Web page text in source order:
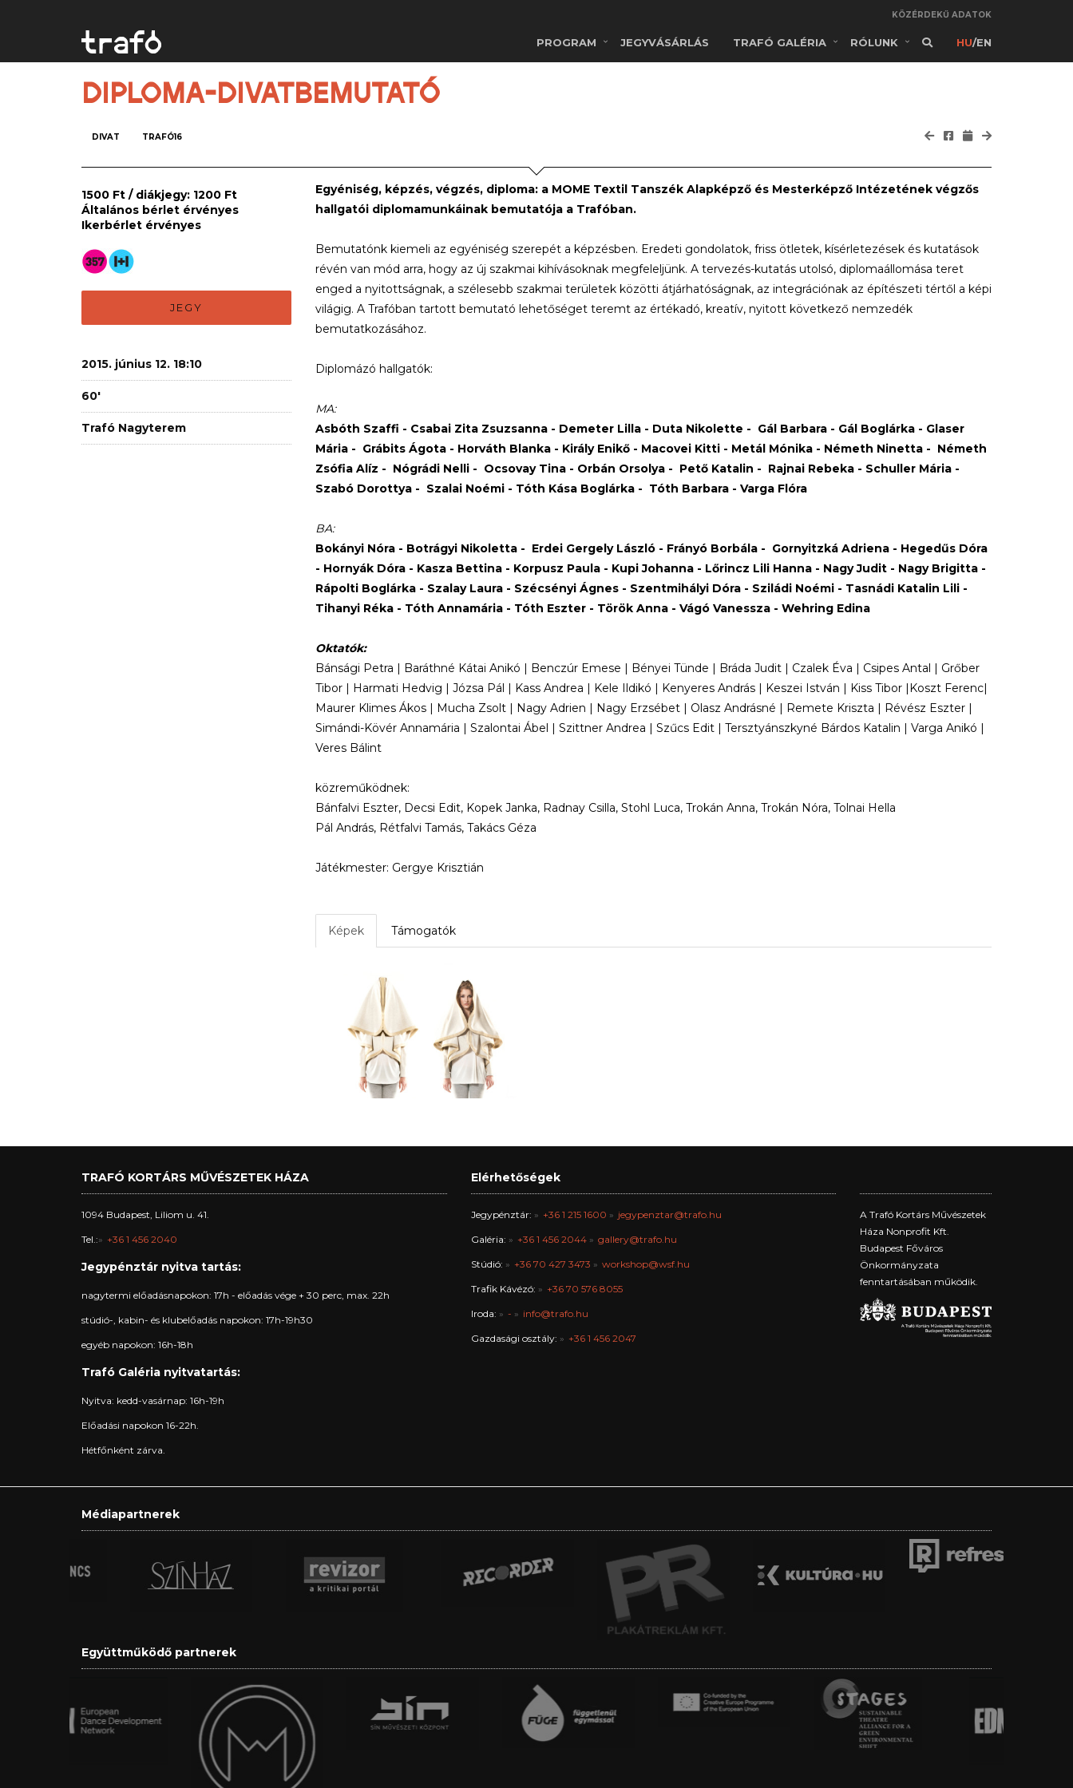
KÖZÉRDEKŰ ADATOK
PROGRAM JEGYVÁSÁRLÁS TRAFÓ GALÉRIA RÓLUNK HU/EN
DIPLOMA-DIVATBEMUTATÓ
DIVAT TRAFÓ16
1500 Ft / diákjegy: 1200 Ft
Általános bérlet érvényes
Ikerbérlet érvényes
JEGY
2015. június 12. 18:10
60'
Trafó Nagyterem
Egyéniség, képzés, végzés, diploma: a MOME Textil Tanszék Alapképző és Mesterképző Intézetének végzős
hallgatói diplomamunkáinak bemutatója a Trafóban.
Bemutatónk kiemeli az egyéniség szerepét a képzésben. Eredeti gondolatok, friss ötletek, kísérletezések és kutatások
révén van mód arra, hogy az új szakmai kihívásoknak megfeleljünk. A tervezés-kutatás utolsó, diplomaállomása teret
enged a nyitottságnak, a szélesebb szakmai területek közötti átjárhatóságnak, az integrációnak az építészeti tértől a képi
világig. A Trafóban tartott bemutató lehetőséget teremt az értékadó, kreatív, nyitott következő nemzedék
bemutatkozásához.
Diplomázó hallgatók:
MA:
Asbóth Szaffi - Csabai Zita Zsuzsanna - Demeter Lilla - DutaNikolette - Gál Barbara - Gál Boglárka - Glaser
Mária - Grábits Ágota - Horváth Blanka - Király Enikő - Macovei Kitti - Metál Mónika - Németh Ninetta - Németh
Zsófia Alíz - Nógrádi Nelli - Ocsovay Tina - Orbán Orsolya - Pető Katalin - Rajnai Rebeka - Schuller Mária -
Szabó Dorottya - Szalai Noémi - Tóth Kása Boglárka - Tóth Barbara - Varga Flóra
BA:
Bokányi Nóra - Botrágyi Nikoletta - Erdei Gergely László - Frányó Borbála - Gornyitzká Adriena - Hegedűs Dóra
- Hornyák Dóra - Kasza Bettina - Korpusz Paula - Kupi Johanna - Lőrincz Lili Hanna - Nagy Judit - Nagy Brigitta -
Rápolti Boglárka - Szalay Laura - Szécsényi Ágnes - Szentmihályi Dóra - Sziládi Noémi - Tasnádi Katalin Lili -
Tihanyi Réka - Tóth Annamária - Tóth Eszter - Török Anna - Vágó Vanessza - Wehring Edina
Oktatók:
Bánsági Petra | Baráthné Kátai Anikó | Benczúr Emese | Bényei Tünde | Bráda Judit | Czalek Éva | Csipes Antal | Grőber
Tibor | Harmati Hedvig | Józsa Pál | Kass Andrea | Kele Ildikó | Kenyeres András | Keszei István | Kiss Tibor |Koszt Ferenc|
Maurer Klimes Ákos | Mucha Zsolt | Nagy Adrien | Nagy Erzsébet | Olasz Andrásné | Remete Kriszta | Révész Eszter |
Simándi-Kövér Annamária | Szalontai Ábel | Szittner Andrea | Szűcs Edit | Tersztyánszkyné Bárdos Katalin | Varga Anikó |
Veres Bálint
közreműködnek:
Bánfalvi Eszter, Decsi Edit, Kopek Janka, Radnay Csilla, Stohl Luca, Trokán Anna, Trokán Nóra, Tolnai Hella
Pál András, Rétfalvi Tamás, Takács Géza
Játékmester: Gergye Krisztián
Képek Támogatók
TRAFÓ KORTÁRS MŰVÉSZETEK HÁZA
1094 Budapest, Liliom u. 41.
Tel.: +36 1 456 2040
Jegypénztár nyitva tartás:
nagytermi előadásnapokon: 17h - előadás vége + 30 perc, max. 22h
stúdió-, kabin- és klubelőadás napokon: 17h-19h30
egyéb napokon: 16h-18h
Trafó Galéria nyitvatartás:
Nyitva: kedd-vasárnap: 16h-19h
Előadási napokon 16-22h.
Hétfőnként zárva.
Elérhetőségek
Jegypénztár: +36 1 215 1600 jegypenztar@trafo.hu
Galéria: +36 1 456 2044 gallery@trafo.hu
Stúdió: +36 70 427 3473 workshop@wsf.hu
Trafik Kávézó: +36 70 576 8055
Iroda: - info@trafo.hu
Gazdasági osztály: +36 1 456 2047
A Trafó Kortárs Művészetek
Háza Nonprofit Kft.
Budapest Főváros
Önkormányzata
fenntartásában működik.
Médiapartnerek
Együttműködő partnerek